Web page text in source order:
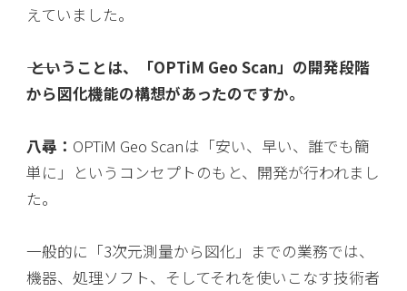
えていました。
―― ということは、「OPTiM Geo Scan」の開発段階
から図化機能の構想があったのですか。
八尋： OPTiM Geo Scanは「安い、早い、誰でも簡
単に」というコンセプトのもと、開発が行われまし
た。
一般的に「3次元測量から図化」までの業務では、
機器、処理ソフト、そしてそれを使いこなす技術者